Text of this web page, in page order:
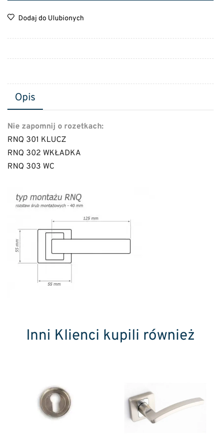
Dodaj do Ulubionych
Opis
Nie zapomnij o rozetkach:
RNQ 301 KLUCZ
RNQ 302 WKŁADKA
RNQ 303 WC
Inni Klienci kupili również